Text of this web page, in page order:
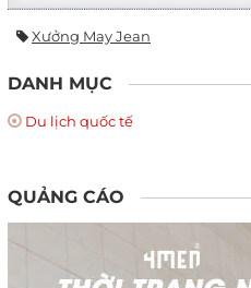
Xưởng May Jean
DANH MỤC
Du lịch quốc tế
QUẢNG CÁO